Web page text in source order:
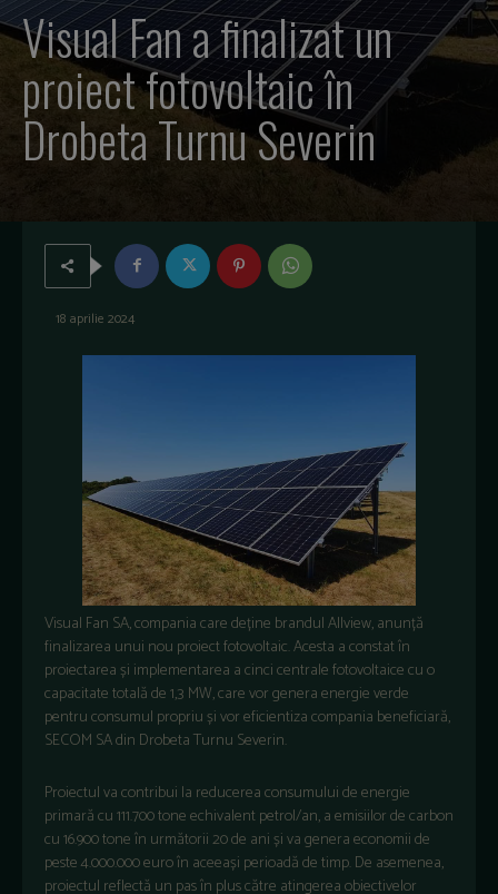
Visual Fan a finalizat un
proiect fotovoltaic în
Drobeta Turnu Severin
18 aprilie 2024
Visual Fan SA, compania care deține brandul Allview, anunță
finalizarea unui nou proiect fotovoltaic. Acesta a constat în
proiectarea și implementarea a cinci centrale fotovoltaice cu o
capacitate totală de 1,3 MW, care vor genera energie verde
pentru consumul propriu și vor eficientiza compania beneficiară,
SECOM SA din Drobeta Turnu Severin.
Proiectul va contribui la reducerea consumului de energie
primară cu 111.700 tone echivalent petrol/an, a emisiilor de carbon
cu 16.900 tone în următorii 20 de ani și va genera economii de
peste 4.000.000 euro în aceeași perioadă de timp. De asemenea,
proiectul reflectă un pas în plus către atingerea obiectivelor